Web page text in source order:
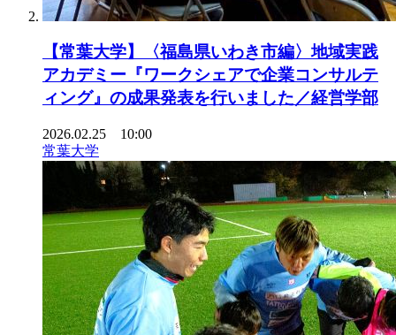
【常葉大学】〈福島県いわき市編〉地域実践
アカデミー『ワークシェアで企業コンサルテ
ィング』の成果発表を行いました／経営学部
2026.02.25 10:00
常葉大学